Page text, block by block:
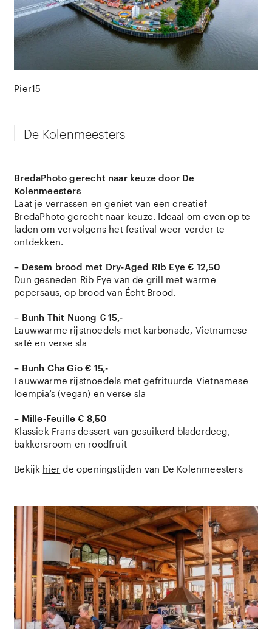
Pier15
De Kolenmeesters
BredaPhoto gerecht naar keuze door De
Kolenmeesters
Laat je verrassen en geniet van een creatief
BredaPhoto gerecht naar keuze. Ideaal om even op te
laden om vervolgens het festival weer verder te
ontdekken.
– Desem brood met Dry-Aged Rib Eye € 12,50
Dun gesneden Rib Eye van de grill met warme
pepersaus, op brood van Écht Brood.
– Bunh Thit Nuong € 15,-
Lauwwarme rijstnoedels met karbonade, Vietnamese
saté en verse sla
– Bunh Cha Gio € 15,-
Lauwwarme rijstnoedels met gefrituurde Vietnamese
loempia’s (vegan) en verse sla
– Mille-Feuille € 8,50
Klassiek Frans dessert van gesuikerd bladerdeeg,
bakkersroom en roodfruit
Bekijk hier de openingstijden van De Kolenmeesters